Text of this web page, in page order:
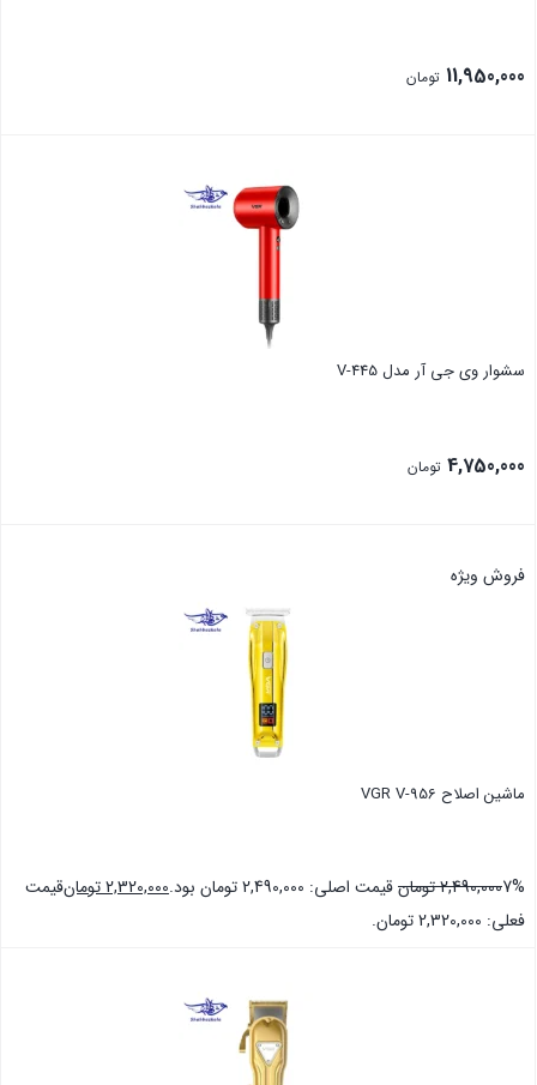
11,950,000 تومان
سشوار وی جی آر مدل V-445
4,750,000 تومان
فروش ویژه
ماشین اصلاح VGR V-956
7%
2,490,000تومانقیمت اصلی: 2,490,000 تومان بود. 2,320,000تومانقیمت
فعلی: 2,320,000 تومان.